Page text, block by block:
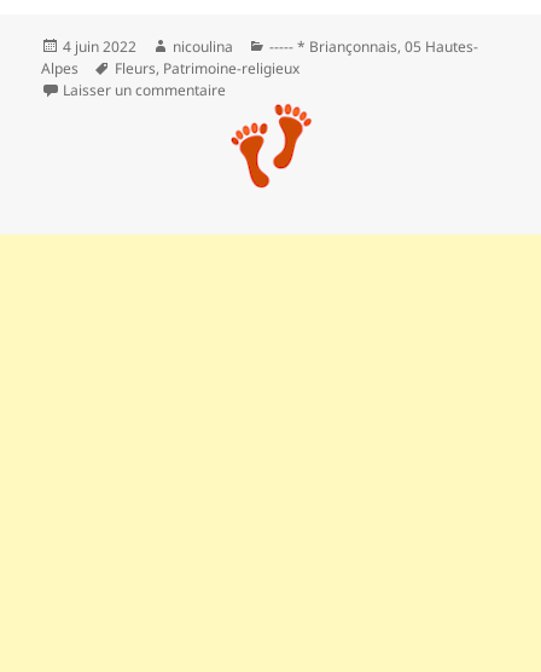
Publié
le
4 juin 2022 Auteur
nicoulina Catégories
----- * Briançonnais,05 Hautes-
Alpes
Mots-
clés
Fleurs, Patrimoine-religieux
Laisser un commentaire sur Peyra Juana et la chapelle Saint-Michel